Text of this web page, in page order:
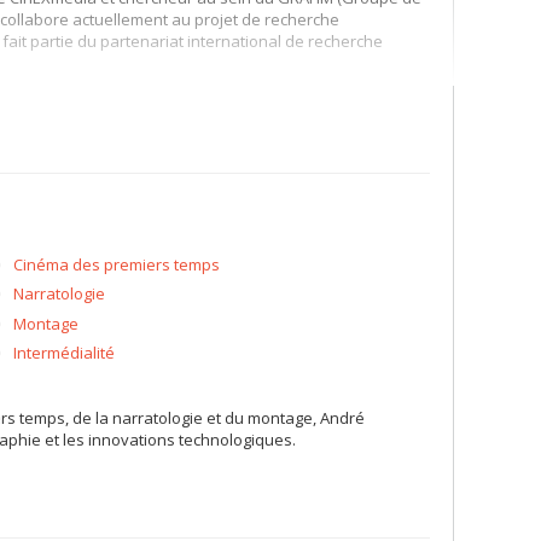
actuellement au projet de recherche
fait partie du partenariat international de recherche
et les relations entre le corps, le savoir et la
Son travail de recherche et de création porte
catastrophe. Les œuvres de Richard Bégin, se situant
sonore du désastre. Elles tentent plus
autant par sa propre agonie que par un passé
Reverse Aligment (suède), ZeroK (Italie), The Silent
le documentaire, la cybernétique, la science-fiction, la
Cinéma des premiers temps
Narratologie
Montage
Intermédialité
temps, de la narratologie et du montage, André
et les innovations technologiques.